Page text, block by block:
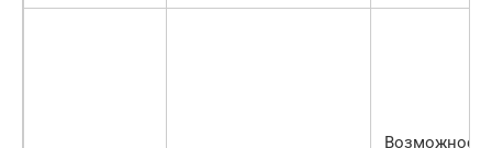
Возможность